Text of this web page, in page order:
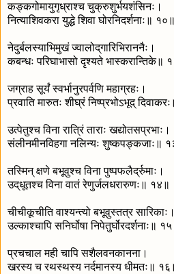
कङ्कगोमायुगृध्राश्च चुक्रुशुर्भयशंसिनः।
नित्याशिवकरा युद्धे शिवा घोरनिदर्शनाः॥ १०॥
नेदुर्बलस्याभिमुखं ज्वालोद‍्गारिभिराननैः।
कबन्धः परिघाभासो दृश्यते भास्करान्तिके॥
जग्राह सूर्यं स्वर्भानुरपर्वणि महाग्रहः।
प्रवाति मारुतः शीघ्रं निष्प्रभोऽभूद्
उत्पेतुश्च विना रात्रिं ताराः खद्योतसप्रभाः।
संलीनमीनविहगा नलिन्यः शुष्कपङ्कजाः॥
तस्मिन् क्षणे बभूवुश्च विना पुष्पफलैर्द्रुमाः।
उद‍्धूतश्च विना वातं रेणुर्जलधरारुणः॥ १४॥
चीचीकूचीति वाश्यन्त्यो बभूवुस्तत्र सारिकाः।
उल्काश्चापि सनिर्घोषा निपेतुर्घोरदर्शनाः॥
प्रचचाल मही चापि सशैलवनकानना।
खरस्य च रथस्थस्य नर्दमानस्य धीमतः॥